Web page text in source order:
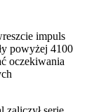
impuls
powyżej 4100
oczekiwania